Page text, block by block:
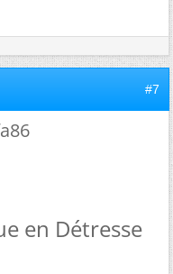
#7
en Détresse